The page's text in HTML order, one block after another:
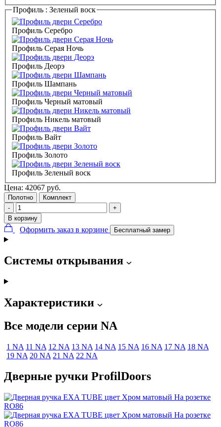
Профиль : Зеленый воск
Профиль Серебро
Профиль Серая Ночь
Профиль Деорэ
Профиль Шампань
Профиль Черный матовый
Профиль Никель матовый
Профиль Вайт
Профиль Золото
Профиль Зеленый воск
Цена: 42067 руб.
Полотно
Комплект
-
+
В корзину
Оформить заказ в корзине Бесплатный замер
Системы открывания
Характеристики
Все модели серии NA
1 NA 11 NA 12 NA 13 NA 14 NA 15 NA 16 NA 17 NA 18 NA
19 NA 20 NA 21 NA 22 NA
Дверные ручки ProfilDoors